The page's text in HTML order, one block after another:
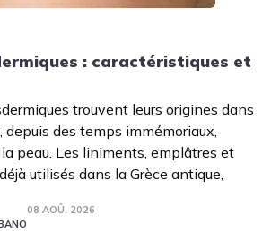
: caractéristiques et
trouvent leurs origines dans
depuis des temps immémoriaux,
peau. Les liniments, emplâtres et
utilisés dans la Grèce antique,
08 AOÛ. 2026